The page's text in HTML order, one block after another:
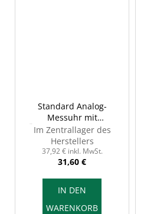
Standard Analog-
Messuhr mit
Ösenrückwand, 5/0,01
mm, INSIZE 2308-5A
Im Zentrallager des
Herstellers
37,92 € inkl. MwSt.
31,60 €
IN DEN
WARENKORB